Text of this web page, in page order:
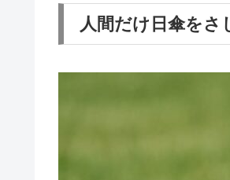
人間だけ日傘を